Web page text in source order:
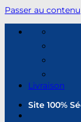
Passer au contenu
Livraison
Site 100%